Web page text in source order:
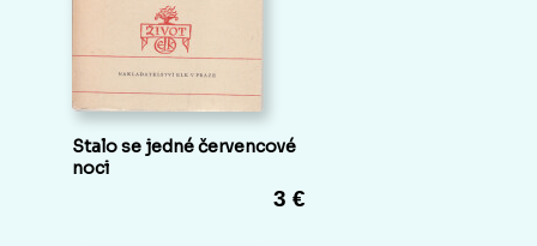
Stalo se jedné červencové
noci
3 €